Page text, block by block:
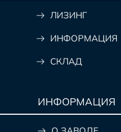
ЛИЗИНГ
ИНФОРМАЦИЯ
СКЛАД
ИНФОРМАЦИЯ